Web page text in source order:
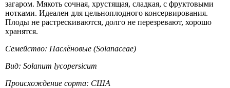
загаром. Мякоть сочная, хрустящая, сладкая, с фруктовыми
нотками. Идеален для цельноплодного консервирования.
Плоды не растрескиваются, долго не перезревают, хорошо
хранятся.
Семейство: Паслёновые (Solanaceae)
Вид: Solanum lycopersicum
Происхождение сорта: США